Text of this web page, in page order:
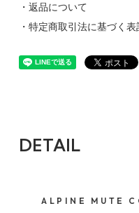
・返品について
・特定商取引法に基づく表
DETAIL
ALPINE MUTE